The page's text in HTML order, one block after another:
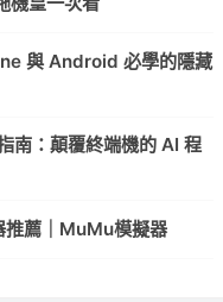
與 Android 必學的隱藏
南：顛覆終端機的 AI 程
薦｜MuMu模擬器